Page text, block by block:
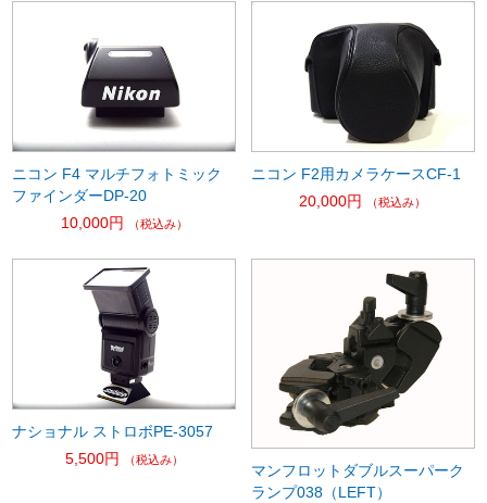
ニコン F4 マルチフォトミック
ファインダーDP-20
10,000円
（税込み）
ニコン F2用カメラケースCF-1
20,000円
（税込み）
ナショナル ストロボPE-3057
5,500円
（税込み）
マンフロットダブルスーパーク
ランプ038（LEFT）